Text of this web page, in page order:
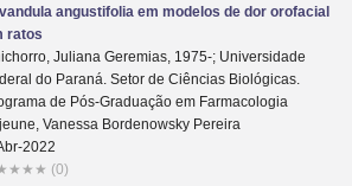
angustifolia em modelos de dor orofacial
ratos
Juliana Geremias, 1975-; Universidade
do Paraná. Setor de Ciências Biológicas.
de Pós-Graduação em Farmacologia
Vanessa Bordenowsky Pereira
2022
★ ★ ★ (0)